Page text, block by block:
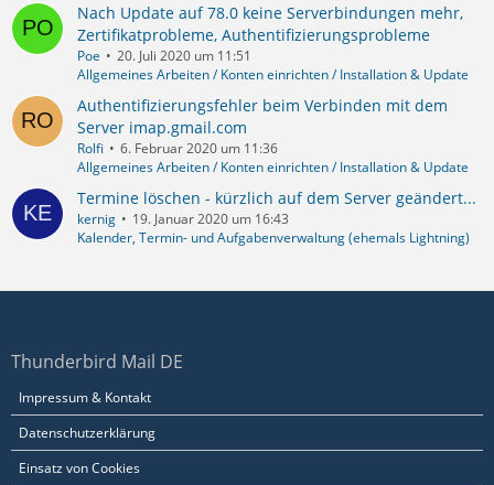
Nach Update auf 78.0 keine Serverbindungen mehr,
Zertifikatprobleme, Authentifizierungsprobleme
Poe
20. Juli 2020 um 11:51
Allgemeines Arbeiten / Konten einrichten / Installation & Update
Authentifizierungsfehler beim Verbinden mit dem
Server imap.gmail.com
Rolfi
6. Februar 2020 um 11:36
Allgemeines Arbeiten / Konten einrichten / Installation & Update
Termine löschen - kürzlich auf dem Server geändert...
kernig
19. Januar 2020 um 16:43
Kalender, Termin- und Aufgabenverwaltung (ehemals Lightning)
Thunderbird Mail DE
Impressum & Kontakt
Datenschutzerklärung
Einsatz von Cookies